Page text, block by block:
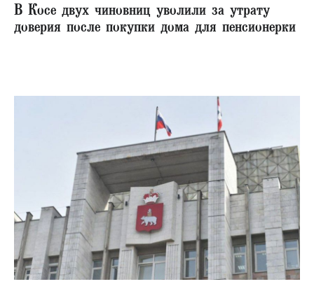
В Косе двух чиновниц уволили за утрату
доверия после покупки дома для пенсионерки